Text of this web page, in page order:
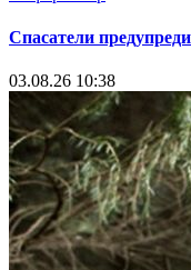
Спасатели
03.08.26 10:38